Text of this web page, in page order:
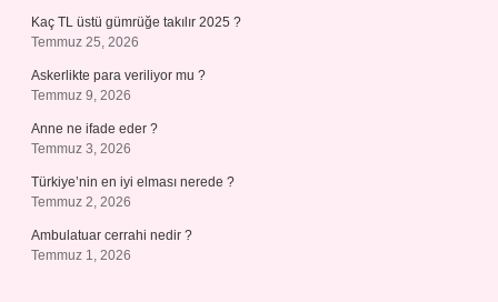
Kaç TL üstü gümrüğe takılır 2025 ?
Temmuz 25, 2026
Askerlikte para veriliyor mu ?
Temmuz 9, 2026
Anne ne ifade eder ?
Temmuz 3, 2026
Türkiye’nin en iyi elması nerede ?
Temmuz 2, 2026
Ambulatuar cerrahi nedir ?
Temmuz 1, 2026